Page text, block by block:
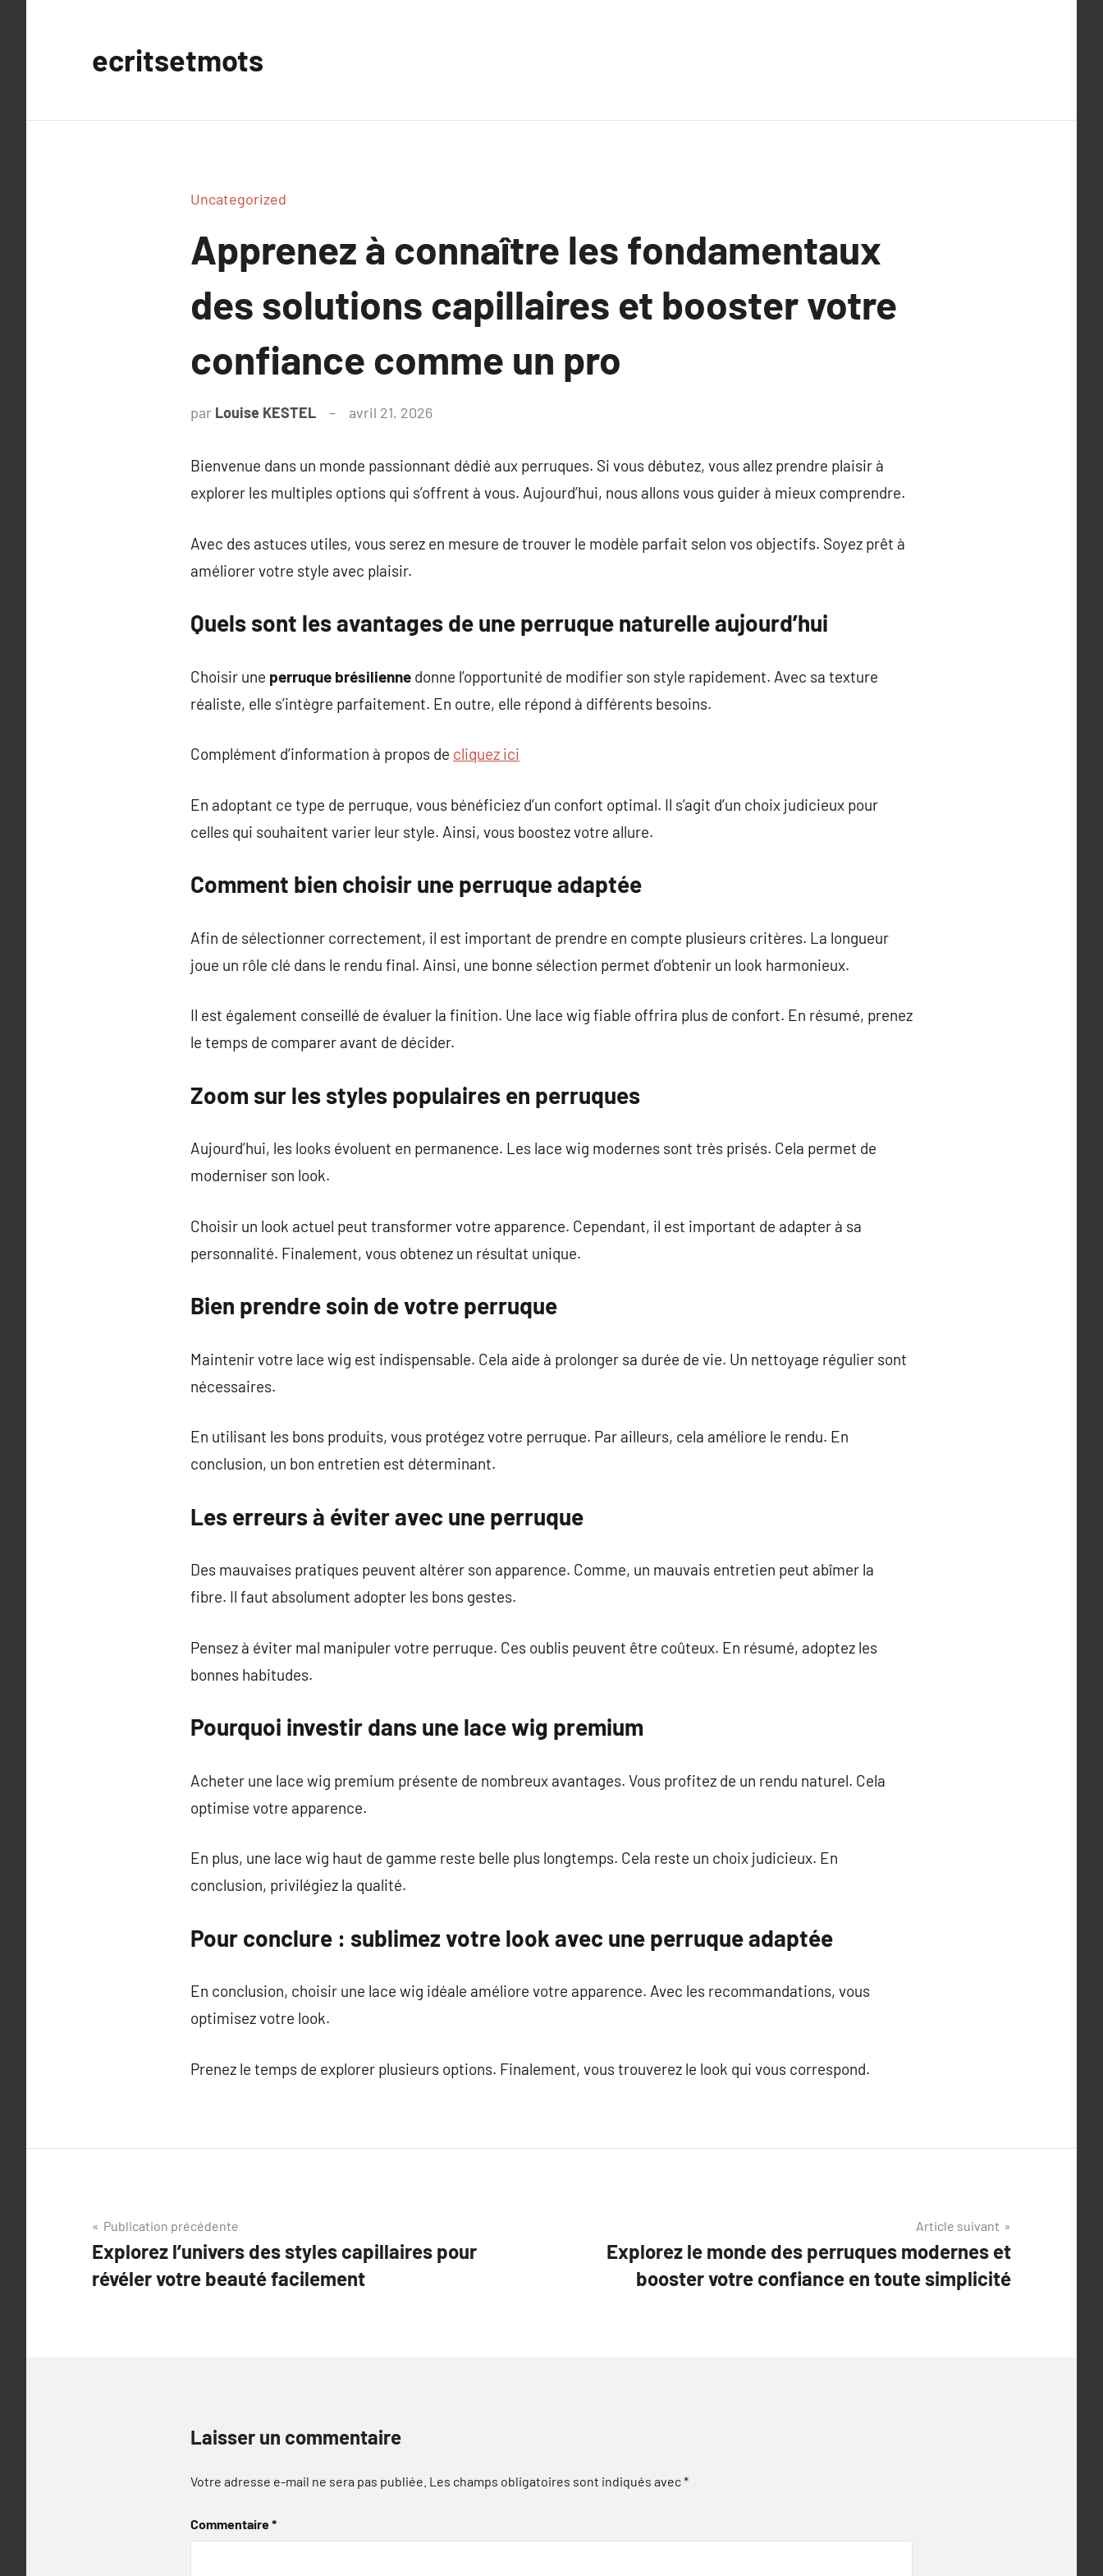
ecritsetmots
Uncategorized
Apprenez à connaître les fondamentaux
des solutions capillaires et booster votre
confiance comme un pro
par Louise KESTEL avril 21, 2026
Bienvenue dans un monde passionnant dédié aux perruques. Si vous débutez, vous allez prendre plaisir à
explorer les multiples options qui s’offrent à vous. Aujourd’hui, nous allons vous guider à mieux comprendre.
Avec des astuces utiles, vous serez en mesure de trouver le modèle parfait selon vos objectifs. Soyez prêt à
améliorer votre style avec plaisir.
Quels sont les avantages de une perruque naturelle aujourd’hui
Choisir une perruque brésilienne donne l’opportunité de modifier son style rapidement. Avec sa texture
réaliste, elle s’intègre parfaitement. En outre, elle répond à différents besoins.
Complément d’information à propos de cliquez ici
En adoptant ce type de perruque, vous bénéficiez d’un confort optimal. Il s’agit d’un choix judicieux pour
celles qui souhaitent varier leur style. Ainsi, vous boostez votre allure.
Comment bien choisir une perruque adaptée
Afin de sélectionner correctement, il est important de prendre en compte plusieurs critères. La longueur
joue un rôle clé dans le rendu final. Ainsi, une bonne sélection permet d’obtenir un look harmonieux.
Il est également conseillé de évaluer la finition. Une lace wig fiable offrira plus de confort. En résumé, prenez
le temps de comparer avant de décider.
Zoom sur les styles populaires en perruques
Aujourd’hui, les looks évoluent en permanence. Les lace wig modernes sont très prisés. Cela permet de
moderniser son look.
Choisir un look actuel peut transformer votre apparence. Cependant, il est important de adapter à sa
personnalité. Finalement, vous obtenez un résultat unique.
Bien prendre soin de votre perruque
Maintenir votre lace wig est indispensable. Cela aide à prolonger sa durée de vie. Un nettoyage régulier sont
nécessaires.
En utilisant les bons produits, vous protégez votre perruque. Par ailleurs, cela améliore le rendu. En
conclusion, un bon entretien est déterminant.
Les erreurs à éviter avec une perruque
Des mauvaises pratiques peuvent altérer son apparence. Comme, un mauvais entretien peut abîmer la
fibre. Il faut absolument adopter les bons gestes.
Pensez à éviter mal manipuler votre perruque. Ces oublis peuvent être coûteux. En résumé, adoptez les
bonnes habitudes.
Pourquoi investir dans une lace wig premium
Acheter une lace wig premium présente de nombreux avantages. Vous profitez de un rendu naturel. Cela
optimise votre apparence.
En plus, une lace wig haut de gamme reste belle plus longtemps. Cela reste un choix judicieux. En
conclusion, privilégiez la qualité.
Pour conclure : sublimez votre look avec une perruque adaptée
En conclusion, choisir une lace wig idéale améliore votre apparence. Avec les recommandations, vous
optimisez votre look.
Prenez le temps de explorer plusieurs options. Finalement, vous trouverez le look qui vous correspond.
Navigation
de
l’article
Publication précédente
Explorez l’univers des styles capillaires pour
révéler votre beauté facilement
Article suivant
Explorez le monde des perruques modernes et
booster votre confiance en toute simplicité
Laisser un commentaire
Votre adresse e-mail ne sera pas publiée. Les champs obligatoires sont indiqués avec*
Commentaire*